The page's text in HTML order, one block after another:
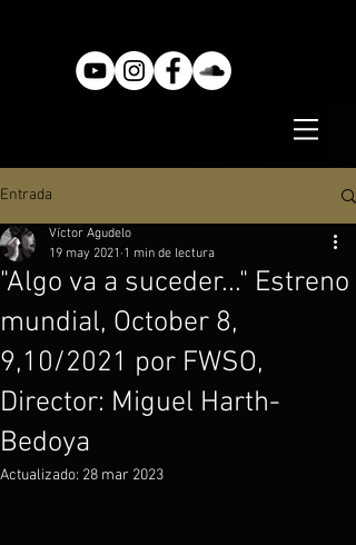
Entrada
"Algo va a suceder..." Estreno
mundial, October 8,
9,10/2021 por FWSO,
Director: Miguel Harth-
Bedoya
Víctor Agudelo
19 may 2021 1 min de lectura
Actualizado: 28 mar 2023